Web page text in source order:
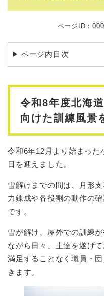
ページID：
ページ内目次
令和8年度北海
向けた訓練風景
令和6年12月より始まった
目を迎えました。
雪解けまでの間は、月形
力錬成や各役割の動作の
です。
雪が解け、屋外での訓練
ながら日々、上達を遂げ
満足することなく職員・
きます。